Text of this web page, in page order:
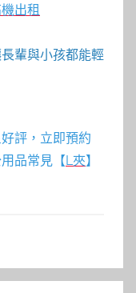
出租
輩與小孩都能輕
評，立即預約
品常見【L夾】